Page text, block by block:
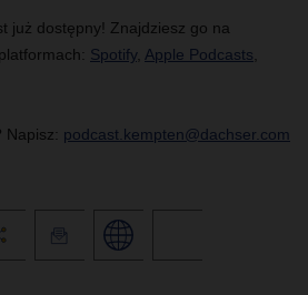
już dostępny! Znajdziesz go na
Spotify, Apple Podcasts
Napisz: podcast.kempten@dachser.com